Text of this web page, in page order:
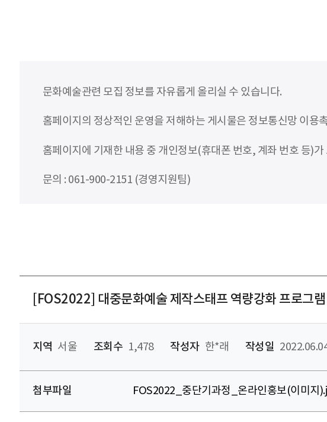
문화예술관련 모집 정보를 자유롭게 올리실 수 있습니다.
홈페이지의 정상적인 운영을 저해하는 게시물은 정보통신망 이용
홈페이지에 기재한 내용 중 개인정보(휴대폰 번호, 계좌 번호 등)
문의 : 061-900-2151 (경영지원팀)
[FOS2022] 대중문화예술 제작스태프 역량강화 프로그
지역 서울 조회수 1,478 작성자 한*래 작성일
첨부파일 FOS2022_중단기과정_온라인홍보(이미지